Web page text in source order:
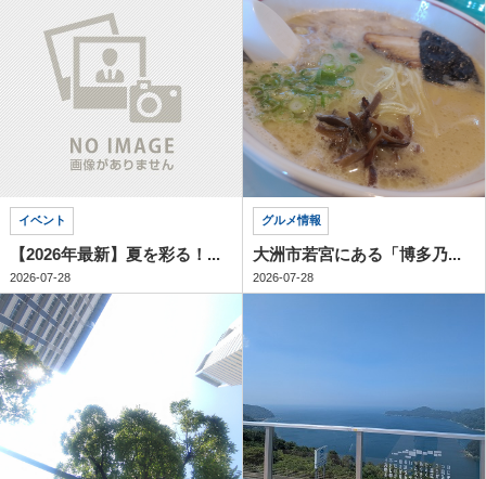
イベント
【2026年最新】夏を彩る！...
2026-07-28
グルメ情報
大洲市若宮にある「博多乃...
2026-07-28